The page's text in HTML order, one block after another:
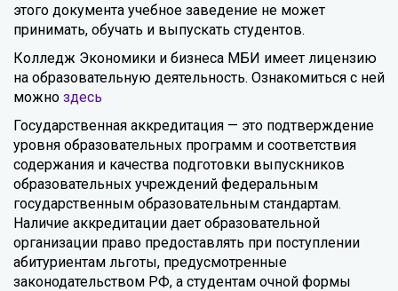
этого документа учебное заведение не может
принимать, обучать и выпускать студентов.
Колледж Экономики и бизнеса МБИ имеет лицензию
на образовательную деятельность. Ознакомиться с ней
можно здесь
Государственная аккредитация — это подтверждение
уровня образовательных программ и соответствия
содержания и качества подготовки выпускников
образовательных учреждений федеральным
государственным образовательным стандартам.
Наличие аккредитации дает образовательной
организации право предоставлять при поступлении
абитуриентам льготы, предусмотренные
законодательством РФ, а студентам очной формы